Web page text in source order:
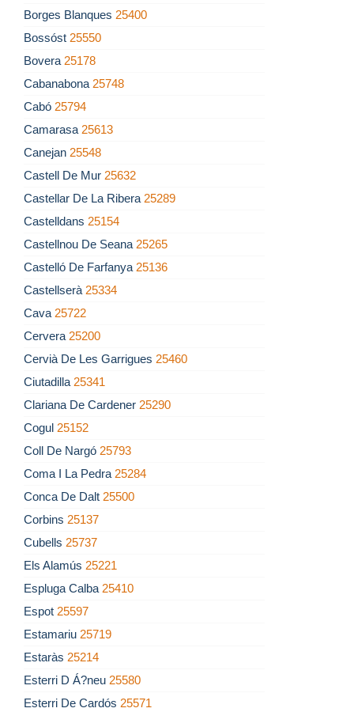
Borges Blanques 25400
Bossóst 25550
Bovera 25178
Cabanabona 25748
Cabó 25794
Camarasa 25613
Canejan 25548
Castell De Mur 25632
Castellar De La Ribera 25289
Castelldans 25154
Castellnou De Seana 25265
Castelló De Farfanya 25136
Castellserà 25334
Cava 25722
Cervera 25200
Cervià De Les Garrigues 25460
Ciutadilla 25341
Clariana De Cardener 25290
Cogul 25152
Coll De Nargó 25793
Coma I La Pedra 25284
Conca De Dalt 25500
Corbins 25137
Cubells 25737
Els Alamús 25221
Espluga Calba 25410
Espot 25597
Estamariu 25719
Estaràs 25214
Esterri D Á?neu 25580
Esterri De Cardós 25571